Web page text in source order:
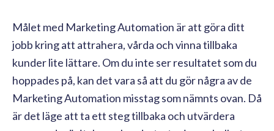
Målet med Marketing Automation är att göra ditt
jobb kring att attrahera, vårda och vinna tillbaka
kunder lite lättare. Om du inte ser resultatet som du
hoppades på, kan det vara så att du gör några av de
Marketing Automation misstag som nämnts ovan. Då
är det läge att ta ett steg tillbaka och utvärdera